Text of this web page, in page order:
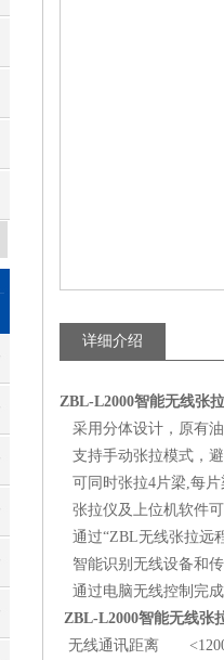
详细介绍
ZBL-L2000智能无线张
采用分体设计，原有
支持手动张拉模式，
可同时张拉4片梁,每
张拉仪及上位机软件
通过“ZBL无线张拉远
智能识别无线设备和
通过电脑无线控制完
ZBL-L2000智能无线张
无线通讯距离 <1200